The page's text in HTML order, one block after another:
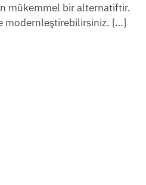
mükemmel bir alternatiftir.
modernleştirebilirsiniz. […]